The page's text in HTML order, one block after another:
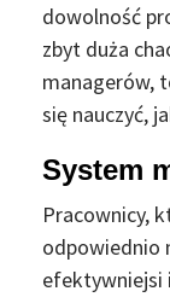
dowolność
zbyt duża
managerów,
się nauczyć,
System
Pracownicy,
odpowiednio
efektywniejsi